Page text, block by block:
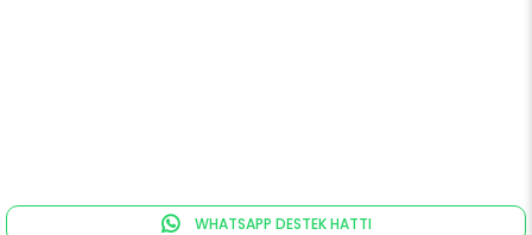
WHATSAPP DESTEK HATTI